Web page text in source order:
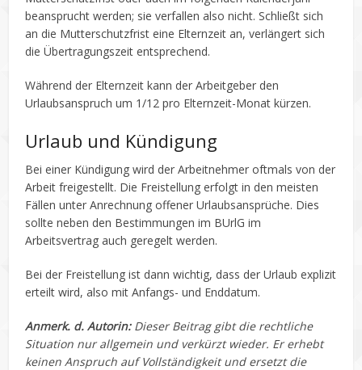
beansprucht werden; sie verfallen also nicht. Schließt sich
an die Mutterschutzfrist eine Elternzeit an, verlängert sich
die Übertragungszeit entsprechend.
Während der Elternzeit kann der Arbeitgeber den
Urlaubsanspruch um 1/12 pro Elternzeit-Monat kürzen.
Urlaub und Kündigung
Bei einer Kündigung wird der Arbeitnehmer oftmals von der
Arbeit freigestellt. Die Freistellung erfolgt in den meisten
Fällen unter Anrechnung offener Urlaubsansprüche. Dies
sollte neben den Bestimmungen im BUrlG im
Arbeitsvertrag auch geregelt werden.
Bei der Freistellung ist dann wichtig, dass der Urlaub explizit
erteilt wird, also mit Anfangs- und Enddatum.
Anmerk. d. Autorin:Dieser Beitrag gibt die rechtliche
Situation nur allgemein und verkürzt wieder. Er erhebt
keinen Anspruch auf Vollständigkeit und ersetzt die